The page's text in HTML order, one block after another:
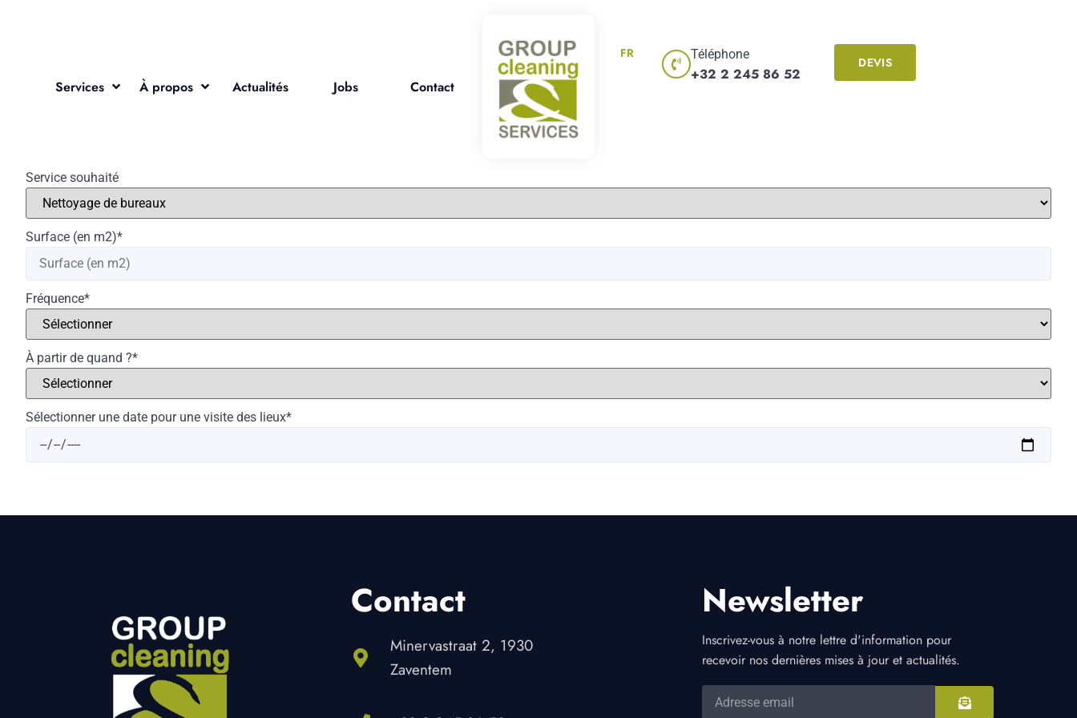
Services À propos Actualités Jobs Contact
FR Téléphone
+32 2 245 86 52
DEVIS
Service souhaité
Surface (en m2)*
Fréquence*
À partir de quand ?*
Sélectionner une date pour une visite des lieux*
Contact
Minervastraat 2, 1930
Zaventem
Newsletter
Inscrivez-vous à notre lettre d'information pour
recevoir nos dernières mises à jour et actualités.